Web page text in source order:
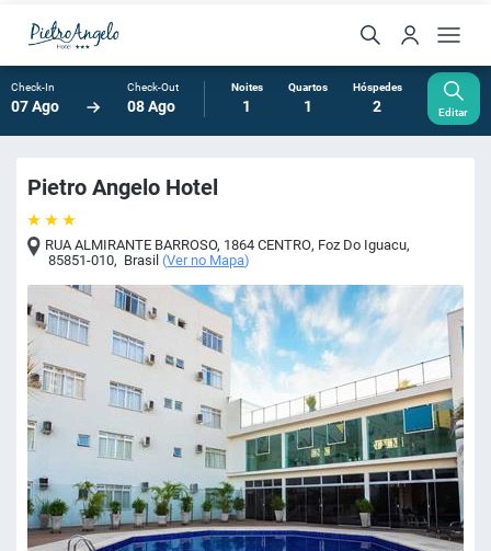
Check-In
07 Ago
Check-Out
08 Ago
Noites
1
Quartos
1
Hóspedes
2 Editar
Pietro Angelo Hotel
RUA ALMIRANTE BARROSO, 1864 CENTRO, Foz Do Iguacu,
85851-010, Brasil (Ver no Mapa)